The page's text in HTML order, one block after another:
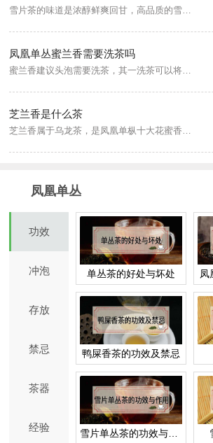
凤凰单丛蜜兰香需要洗茶吗
芝兰香是什么茶
凤凰单丛
功效
冲泡
存放
禁忌
茶器
经验
单丛茶的好处与坏处 凤
鸭屎香茶的功效及禁忌
雪片单丛茶的功效与作用